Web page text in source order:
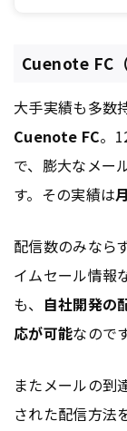
Cuenote FC
大手実績も多数
Cuenote FC。
で、膨大なメー
す。その実績は
配信数のみなら
イムセール情報
も、 自社開発の
応が可能なので
またメールの到
された配信方法